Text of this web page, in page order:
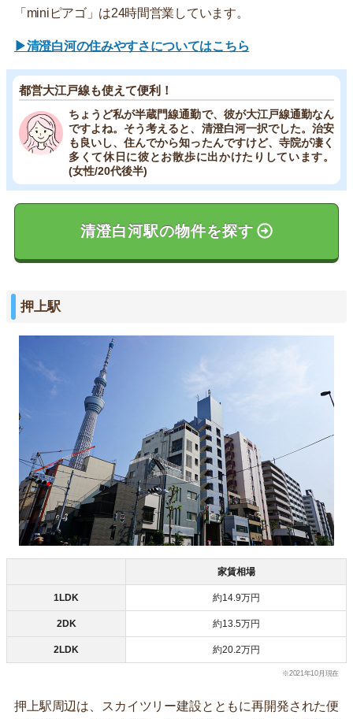
「miniピアゴ」は24時間営業しています。
▶清澄白河の住みやすさについてはこちら
都営大江戸線も使えて便利！
ちょうど私が半蔵門線通勤で、彼が大江戸線通勤なん
ですよね。そう考えると、清澄白河一択でした。治安
も良いし、住んでから知ったんですけど、寺院が凄く
多くて休日に彼とお散歩に出かけたりしています。
(女性/20代後半)
清澄白河駅の物件を探す
押上駅
家賃相場
1LDK 約14.9万円
2DK 約13.5万円
2LDK 約20.2万円
※2021年10月現在
押上駅周辺は、スカイツリー建設とともに再開発された便